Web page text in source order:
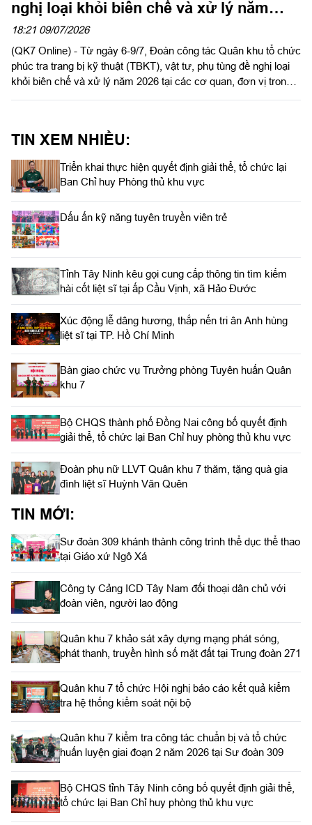
nghị loại khỏi biên chế và xử lý năm
2026
18:21 09/07/2026
(QK7 Online) - Từ ngày 6-9/7, Đoàn công tác Quân khu tổ chức
phúc tra trang bị kỹ thuật (TBKT), vật tư, phụ tùng đề nghị loại
khỏi biên chế và xử lý năm 2026 tại các cơ quan, đơn vị trong
TIN XEM NHIỀU:
Triển khai thực hiện quyết định giải thể, tổ chức lại
Ban Chỉ huy Phòng thủ khu vực
Dấu ấn kỹ năng tuyên truyền viên trẻ
Tỉnh Tây Ninh kêu gọi cung cấp thông tin tìm kiếm
hài cốt liệt sĩ tại ấp Cầu Vịnh, xã Hảo Đước
Xúc động lễ dâng hương, thắp nến tri ân Anh hùng
liệt sĩ tại TP. Hồ Chí Minh
Bàn giao chức vụ Trưởng phòng Tuyên huấn Quân
khu 7
Bộ CHQS thành phố Đồng Nai công bố quyết định
giải thể, tổ chức lại Ban Chỉ huy phòng thủ khu vực
Đoàn phụ nữ LLVT Quân khu 7 thăm, tặng quà gia
đình liệt sĩ Huỳnh Văn Quên
TIN MỚI:
Sư đoàn 309 khánh thành công trình thể dục thể thao
tại Giáo xứ Ngô Xá
Công ty Cảng ICD Tây Nam đối thoại dân chủ với
đoàn viên, người lao động
Quân khu 7 khảo sát xây dựng mạng phát sóng,
phát thanh, truyền hình số mặt đất tại Trung đoàn 271
Quân khu 7 tổ chức Hội nghị báo cáo kết quả kiểm
tra hệ thống kiểm soát nội bộ
Quân khu 7 kiểm tra công tác chuẩn bị và tổ chức
huấn luyện giai đoạn 2 năm 2026 tại Sư đoàn 309
Bộ CHQS tỉnh Tây Ninh công bố quyết định giải thể,
tổ chức lại Ban Chỉ huy phòng thủ khu vực